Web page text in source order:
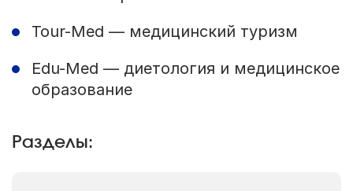
Tour-Med — медицинский туризм
Edu-Med — диетология и медицинское
образование
Разделы: